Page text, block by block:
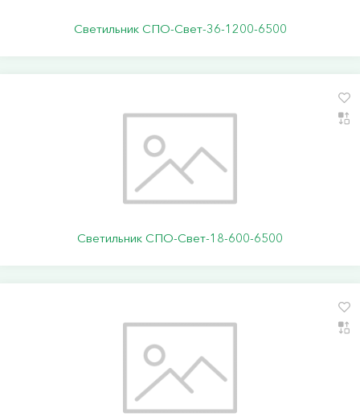
Светильник СПО-Свет-36-1200-6500
Светильник СПО-Свет-18-600-6500